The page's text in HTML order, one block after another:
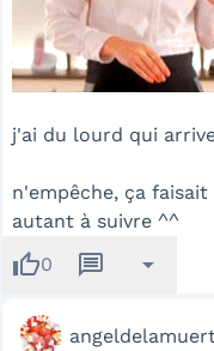
j'ai du lourd qui
n'empêche, ça
autant à suivre ^^
thumb_up0 message arrow_drop_down